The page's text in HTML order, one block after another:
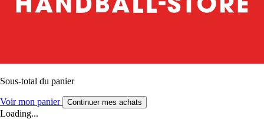
Sous-total du panier
Voir mon panier Continuer mes achats
Loading...